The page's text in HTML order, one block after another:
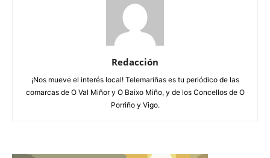
Redacción
¡Nos mueve el interés local! Telemariñas es tu periódico de las
comarcas de O Val Miñor y O Baixo Miño, y de los Concellos de O
Porriño y Vigo.